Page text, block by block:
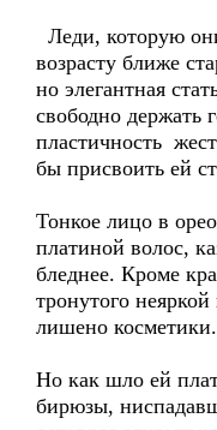
Леди, которую
возрасту ближе
но элегантная
свободно держать
пластичность
бы присвоить ей
Тонкое лицо в
платиной волос,
бледнее. Кроме
тронутого
лишено косметики.
Но как шло ей
бирюзы,